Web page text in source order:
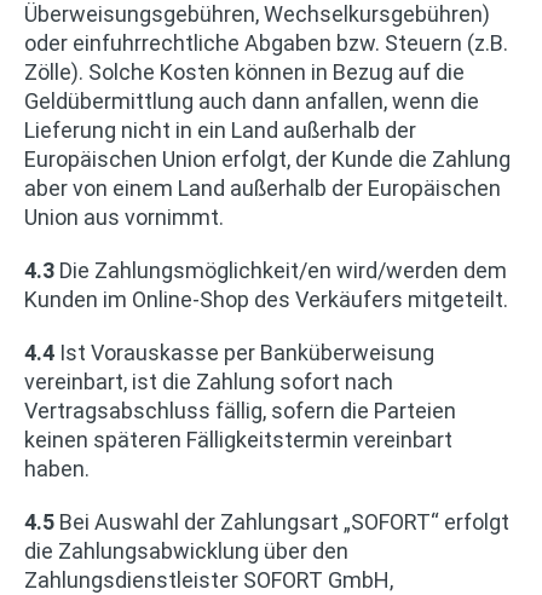
Überweisungsgebühren, Wechselkursgebühren)
oder einfuhrrechtliche Abgaben bzw. Steuern (z.B.
Zölle). Solche Kosten können in Bezug auf die
Geldübermittlung auch dann anfallen, wenn die
Lieferung nicht in ein Land außerhalb der
Europäischen Union erfolgt, der Kunde die Zahlung
aber von einem Land außerhalb der Europäischen
Union aus vornimmt.
4.3 Die Zahlungsmöglichkeit/en wird/werden dem
Kunden im Online-Shop des Verkäufers mitgeteilt.
4.4 Ist Vorauskasse per Banküberweisung
vereinbart, ist die Zahlung sofort nach
Vertragsabschluss fällig, sofern die Parteien
keinen späteren Fälligkeitstermin vereinbart
haben.
4.5 Bei Auswahl der Zahlungsart „SOFORT“ erfolgt
die Zahlungsabwicklung über den
Zahlungsdienstleister SOFORT GmbH,